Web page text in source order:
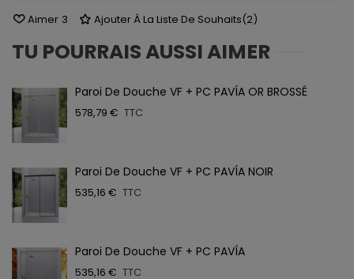
Aimer 3 Ajouter À La Liste De Souhaits(2)
TU POURRAIS AUSSI AIMER
Paroi De Douche VF + PC PAVÍA OR BROSSÉ
578,79 € TTC
Paroi De Douche VF + PC PAVÍA NOIR
535,16 € TTC
Paroi De Douche VF + PC PAVÍA
535,16 € TTC